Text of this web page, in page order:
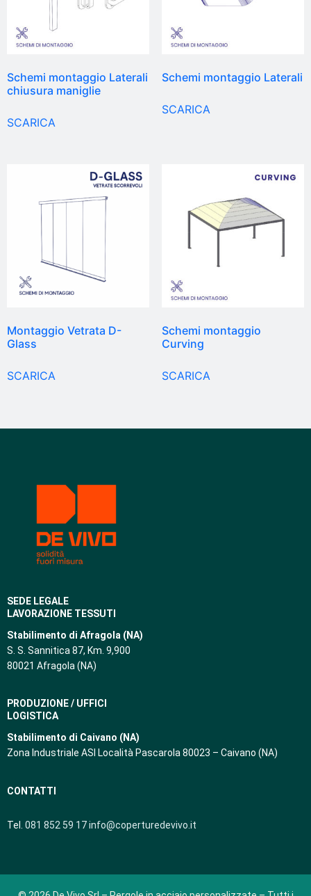
Schemi montaggio Laterali
chiusura maniglie
SCARICA
Schemi montaggio Laterali
SCARICA
Montaggio Vetrata D-
Glass
SCARICA
Schemi montaggio
Curving
SCARICA
SEDE LEGALE
LAVORAZIONE TESSUTI
Stabilimento di Afragola (NA)
S. S. Sannitica 87, Km. 9,900
80021 Afragola (NA)
PRODUZIONE / UFFICI
LOGISTICA
Stabilimento di Caivano (NA)
Zona Industriale ASI Località Pascarola 80023 – Caivano (NA)
CONTATTI
Tel. 081 852 59 17info@coperturedevivo.it